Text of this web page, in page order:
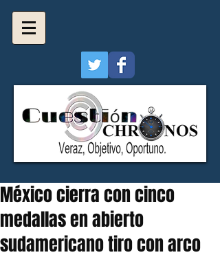
México cierra con cinco
medallas en abierto
sudamericano tiro con arco